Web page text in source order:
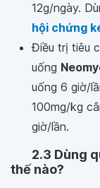
12g/ngày.
hội chứng
Điều trị tiêu
uống
uống 6 giờ/
100mg/kg
giờ/lần.
2.3 Dùng
thế nào?